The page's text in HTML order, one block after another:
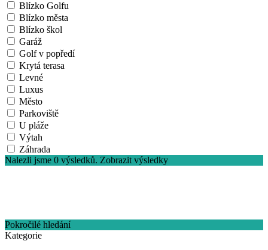
Blízko Golfu
Blízko města
Blízko škol
Garáž
Golf v popředí
Krytá terasa
Levné
Luxus
Město
Parkoviště
U pláže
Výtah
Záhrada
Nalezli jsme0 výsledků.Zobrazit výsledky
Pokročilé hledání
Kategorie